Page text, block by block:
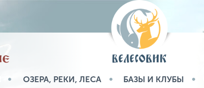
ОЗЕРА, РЕКИ, ЛЕСА БАЗЫ И КЛУБЫ